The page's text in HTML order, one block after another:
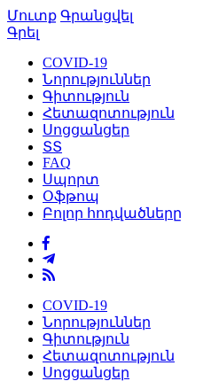
Մուտք Գրանցվել
Գրել
COVID-19
Նորություններ
Գիտություն
Հետազոտություն
Սոցցանցեր
ՏՏ
FAQ
Սպորտ
Օֆթոպ
Բոլոր հոդվածները
COVID-19
Նորություններ
Գիտություն
Հետազոտություն
Սոցցանցեր